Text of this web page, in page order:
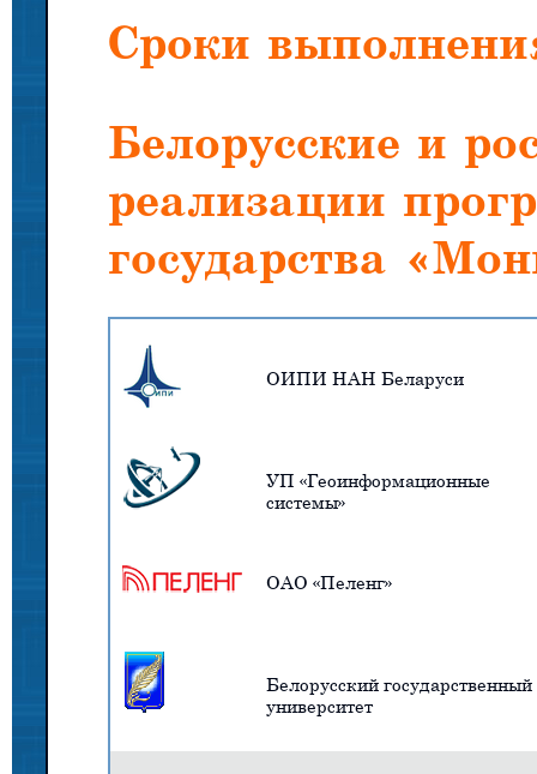
Сроки
Белорусские и
реализации
государства
ОИПИ НАН Беларуси
УП «Геоинформационные
системы»
ОАО «Пеленг»
Белорусский государственный
университет